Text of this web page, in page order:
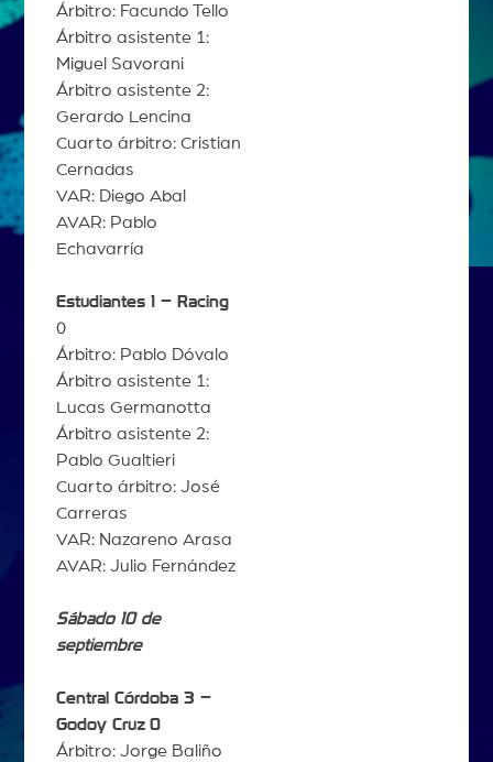
Árbitro: Facundo Tello
Árbitro asistente 1:
Miguel Savorani
Árbitro asistente 2:
Gerardo Lencina
Cuarto árbitro: Cristian
Cernadas
VAR: Diego Abal
AVAR: Pablo
Echavarría
Estudiantes 1 – Racing
0
Árbitro: Pablo Dóvalo
Árbitro asistente 1:
Lucas Germanotta
Árbitro asistente 2:
Pablo Gualtieri
Cuarto árbitro: José
Carreras
VAR: Nazareno Arasa
AVAR: Julio Fernández
Sábado 10 de
septiembre
Central Córdoba 3 –
Godoy Cruz 0
Árbitro: Jorge Baliño